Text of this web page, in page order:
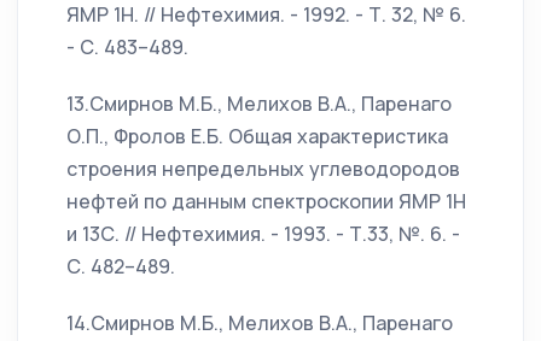
ЯМР 1Н. // Нефтехимия. - 1992. - Т. 32, № 6.
- С. 483–489.
13.Смирнов М.Б., Мелихов В.А., Паренаго
О.П., Фролов Е.Б. Общая характеристика
строения непредельных углеводородов
нефтей по данным спектроскопии ЯМР 1Н
и 13С. // Нефтехимия. - 1993. - Т.33, №. 6. -
С. 482–489.
14.Смирнов М.Б., Мелихов В.А., Паренаго